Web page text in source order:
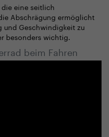
eine seitlich
Abschrägung ermöglicht
und Geschwindigkeit zu
besonders wichtig.
beim Fahren